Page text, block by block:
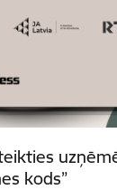
kods”